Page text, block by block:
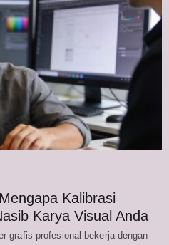
Kalibrasi
Karya Visual Anda
grafis profesional bekerja dengan